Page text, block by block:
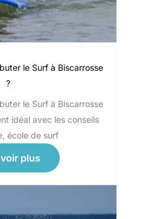
le Surf à Biscarrosse
?
le Surf à Biscarrosse
idéal avec les conseils
école de surf
plus